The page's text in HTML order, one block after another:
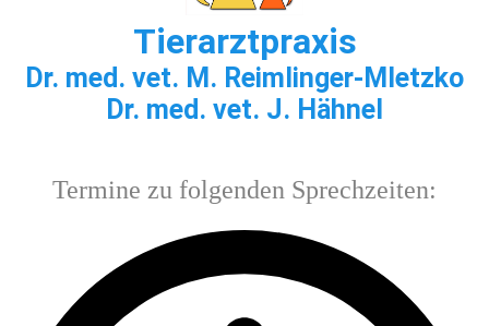
Tierarztpraxis
Dr. med. vet. M. Reimlinger-Mletzko
Dr. med. vet. J. Hähnel
Termine zu folgenden Sprechzeiten: